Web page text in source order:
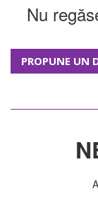
Nu
PROPUNE UN